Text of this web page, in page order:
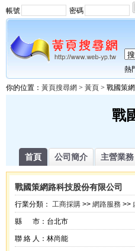
帳號 密碼
熱
你的位置： 黃頁搜尋網 > 黃頁 > 戰國策
戰
首頁 公司簡介 主營業務
戰國策網路科技股份有限公司
行業分類： 工商採購 >> 網路服務 >>
縣 市：台北市
聯 絡 人：林尚能